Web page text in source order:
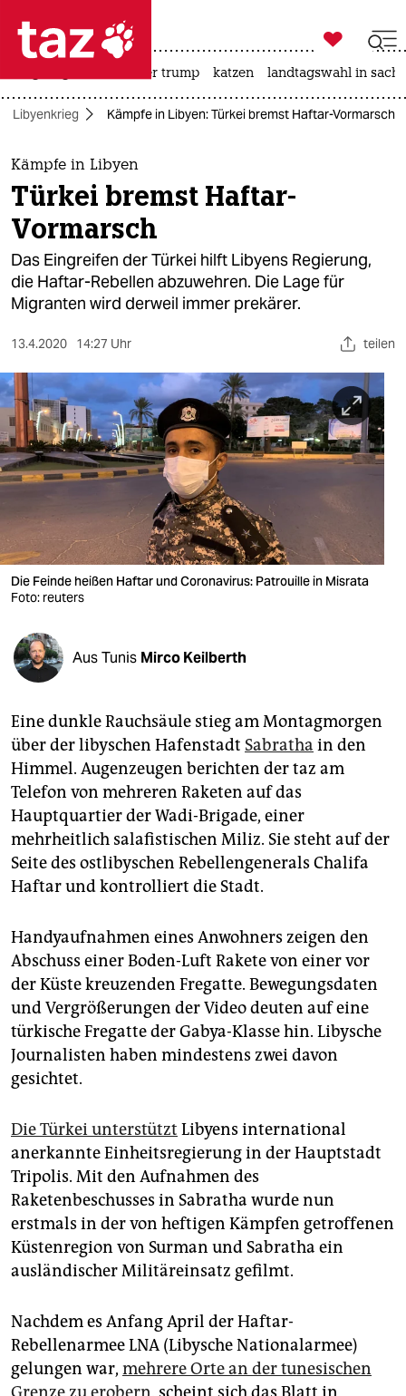
 taz zahl ich
taz zahl ich
themen
politik
öko
gesellschaft
sport
berlin
nord
wahrheit
verlag
verlag
veranstaltungen
shop
fragen & hilfe
unterstützen
abo
genossenschaft
epaper login

taz zahl ich
usa unter trump katzen landtagswahl in
Libyenkrieg Kämpfe in Libyen: Türkei bremst Haftar-Vormarsch
Kämpfe in Libyen
Türkei bremst Haftar-
Vormarsch
Das Eingreifen der Türkei hilft Libyens Regierung,
die Haftar-Rebellen abzuwehren. Die Lage für
Migranten wird derweil immer prekärer.
13.4.2020 14:27 Uhr teilen
Die Feinde heißen Haftar und Coronavirus: Patrouille in Misrata
Foto: reuters
Aus Tunis Mirco Keilberth
Eine dunkle Rauchsäule stieg am Montagmorgen
über der libyschen Hafenstadt Sabratha in den
Himmel. Augenzeugen berichten der taz am
Telefon von mehreren Raketen auf das
Hauptquartier der Wadi-Brigade, einer
mehrheitlich salafistischen Miliz. Sie steht auf der
Seite des ostlibyschen Rebellengenerals Chalifa
Haftar und kontrolliert die Stadt.
Handyaufnahmen eines Anwohners zeigen den
Abschuss einer Boden-Luft Rakete von einer vor
der Küste kreuzenden Fregatte. Bewegungsdaten
und Vergrößerungen der Video deuten auf eine
türkische Fregatte der Gabya-Klasse hin. Libysche
Journalisten haben mindestens zwei davon
gesichtet.
Die Türkei unterstützt Libyens international
anerkannte Einheitsregierung in der Hauptstadt
Tripolis. Mit den Aufnahmen des
Raketenbeschusses in Sabratha wurde nun
erstmals in der von heftigen Kämpfen getroffenen
Küstenregion von Surman und Sabratha ein
ausländischer Militäreinsatz gefilmt.
Nachdem es Anfang April der Haftar-
Rebellenarmee LNA (Libysche Nationalarmee)
gelungen war, mehrere Orte an der tunesischen